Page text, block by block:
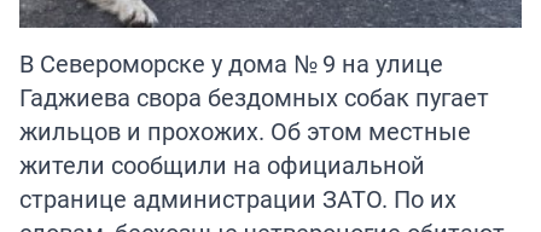
В Североморске у дома № 9 на улице
Гаджиева свора бездомных собак пугает
жильцов и прохожих. Об этом местные
жители сообщили на официальной
странице администрации ЗАТО. По их